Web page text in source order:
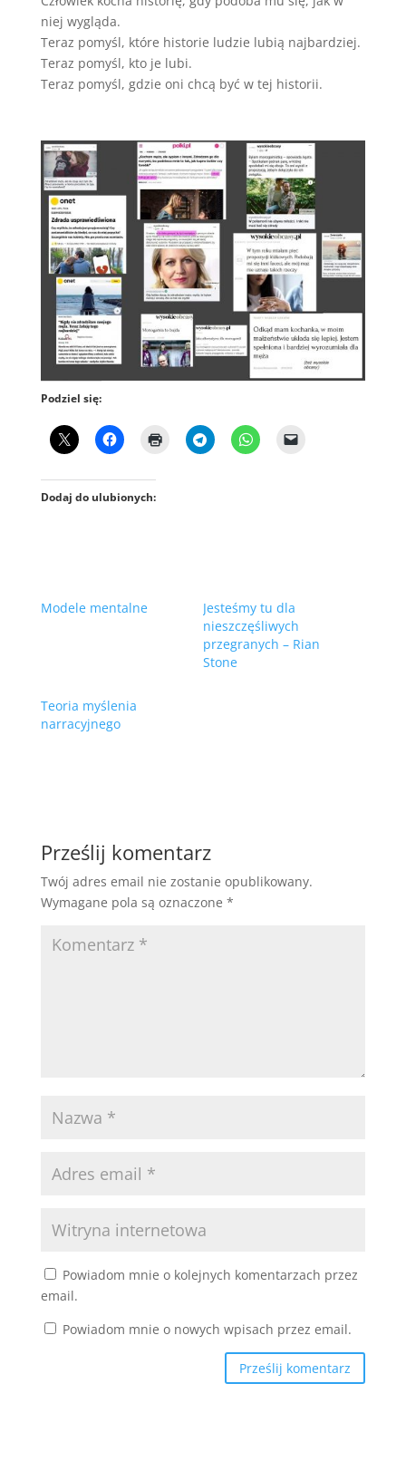
niej wygląda.
Teraz pomyśl, które historie ludzie lubią najbardziej.
Teraz pomyśl, kto je lubi.
Teraz pomyśl, gdzie oni chcą być w tej historii.
Podziel się:
Dodaj do ulubionych:
Modele mentalne
Jesteśmy tu dla
nieszczęśliwych
przegranych – Rian
Stone
Teoria myślenia
narracyjnego
Prześlij komentarz
Twój adres email nie zostanie opublikowany.
Wymagane pola są oznaczone *
Powiadom mnie o kolejnych komentarzach przez
email.
Powiadom mnie o nowych wpisach przez email.